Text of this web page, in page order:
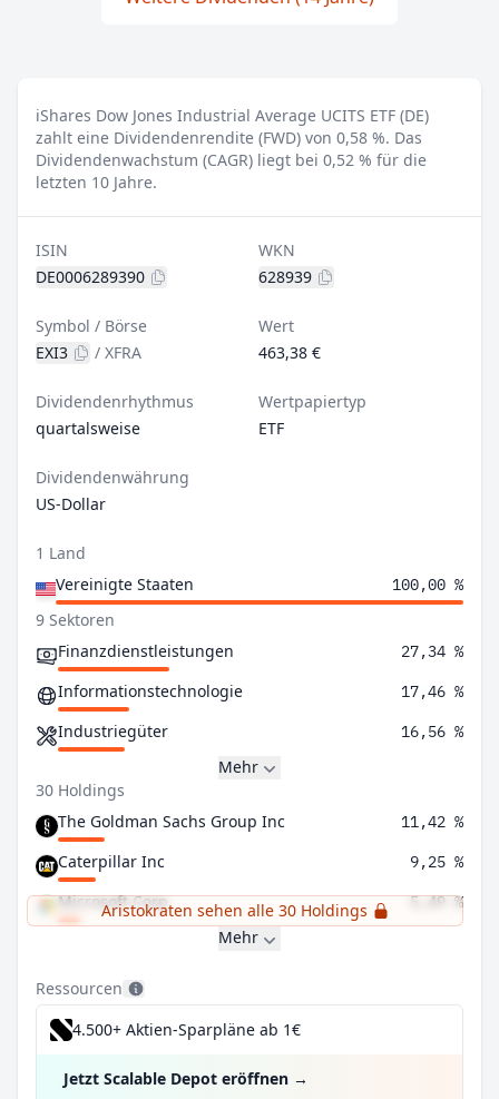
iShares Dow Jones Industrial Average UCITS ETF (DE)
zahlt eine Dividendenrendite (FWD) von 0,58 %. Das
Dividendenwachstum (CAGR) liegt bei 0,52 % für die
letzten 10 Jahre.
ISIN
DE0006289390
WKN
628939
Symbol / Börse
EXI3
/ XFRA
Wert
463,38 €
Dividendenrhythmus
quartalsweise
Wertpapiertyp
ETF
Dividendenwährung
US-Dollar
1 Land
Vereinigte Staaten
100,00 %
9 Sektoren
Finanzdienstleistungen
27,34 %
Informationstechnologie 17,46 %
Industriegüter 16,56 %
Mehr
30 Holdings
The Goldman Sachs Group Inc
11,42 %
Caterpillar Inc 9,25 %
Microsoft Corp 5,49 %
Aristokraten sehen alle 30 Holdings
Mehr
Ressourcen
4.500+ Aktien-Sparpläne ab 1€
Jetzt Scalable Depot eröffnen →